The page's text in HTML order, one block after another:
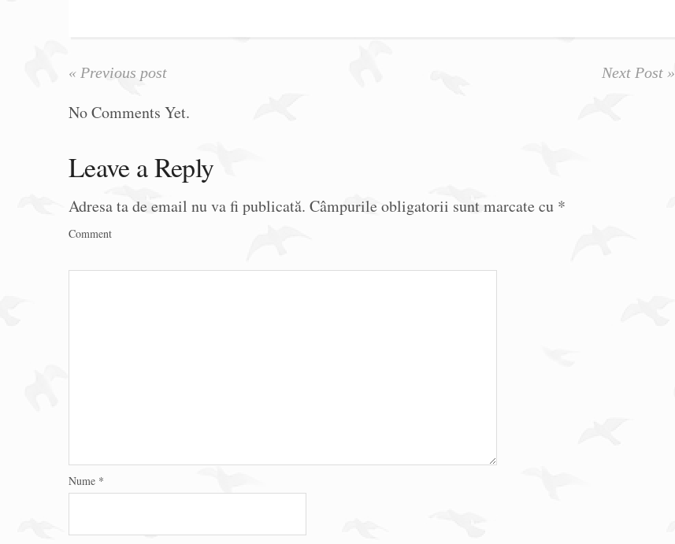
« Previous post Next Post »
No Comments Yet.
Leave a Reply
Adresa ta de email nu va fi publicată. Câmpurile obligatorii sunt marcate cu *
Comment
Nume *